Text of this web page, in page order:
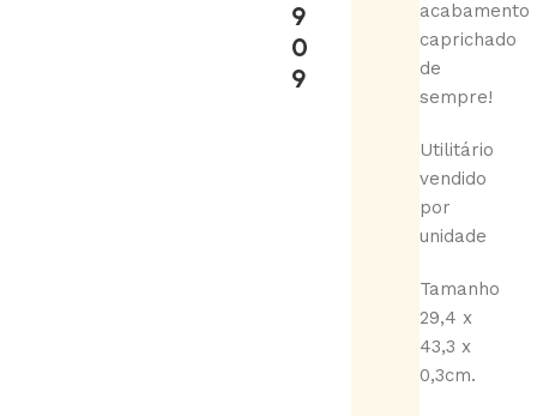
9
0
9
acabamento
caprichado
de
sempre!
Utilitário
vendido
por
unidade
Tamanho
29,4 x
43,3 x
0,3cm.